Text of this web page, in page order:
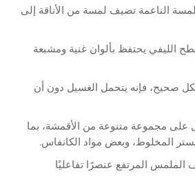
الناعمة تضيف لمسة من الأناقة إلى
الليفي يحتفظ بألوان غنية ومشبعة
صحيح، فإنه يتحمل الغسيل دون أن
على مجموعة متنوعة من الأقمشة، بما
المخلوط، وبعض مواد الكانفاس.
الملمس المرتفع عنصرًا تفاعليًا